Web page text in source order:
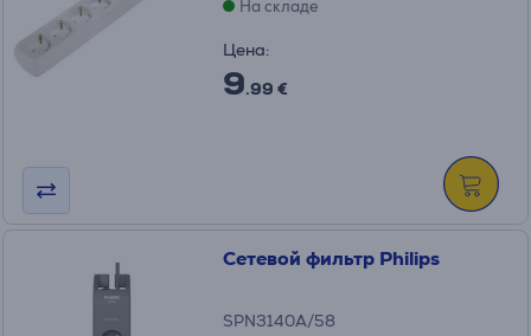
На складе
Цена:
9.99 €
Сетевой фильтр Philips
SPN3140A/58